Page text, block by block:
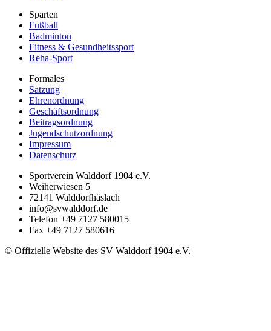
Sparten
Fußball
Badminton
Fitness & Gesundheitssport
Reha-Sport
Formales
Satzung
Ehrenordnung
Geschäftsordnung
Beitragsordnung
Jugendschutzordnung
Impressum
Datenschutz
Sportverein Walddorf 1904 e.V.
Weiherwiesen 5
72141 Walddorfhäslach
info@svwalddorf.de
Telefon +49 7127 580015
Fax +49 7127 580616
© Offizielle Website des SV Walddorf 1904 e.V.